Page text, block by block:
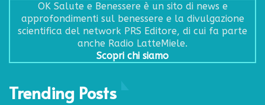
OK Salute e Benessere è un sito di news e
approfondimenti sul benessere e la divulgazione
scientifica del network PRS Editore, di cui fa parte
anche Radio LatteMiele.
Scopri chi siamo
Trending Posts